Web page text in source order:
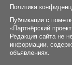
Политика
Публикации с
«Партнёрский
Редакция сайта не
информации,
объявлениях.